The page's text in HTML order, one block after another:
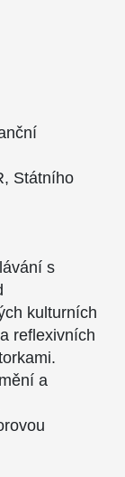
Státního
s
kulturních
reflexivních
a